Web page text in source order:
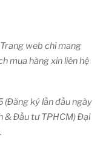
web chỉ mang
mua hàng xin liên hệ
(Đăng ký lần đầu ngày
& Đầu tư TPHCM) Đại